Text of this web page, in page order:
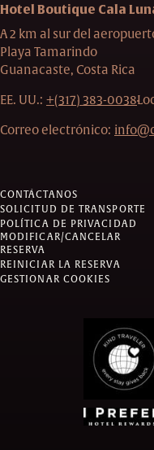
Hotel Boutique Cala
A 2 km al sur del
Playa Tamarindo
Guanacaste, Costa Rica
EE. UU.: +(317) 383-0038
Correo electrónico:
CONTÁCTANOS
SOLICITUD DE TRANSPORTE
POLÍTICA DE PRIVACIDAD
MODIFICAR/CANCELAR
RESERVA
REINICIAR LA RESERVA
GESTIONAR COOKIES